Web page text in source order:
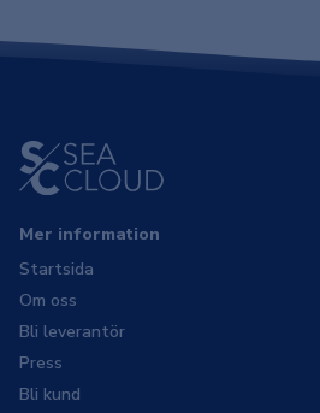
Mer information
Startsida
Om oss
Bli leverantör
Press
Bli kund